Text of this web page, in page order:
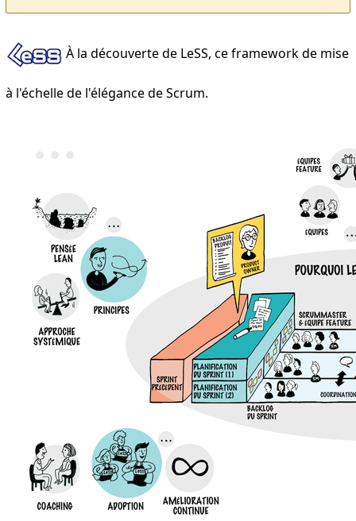
À la découverte de LeSS, ce framework de mise
à l'échelle de l'élégance de Scrum.